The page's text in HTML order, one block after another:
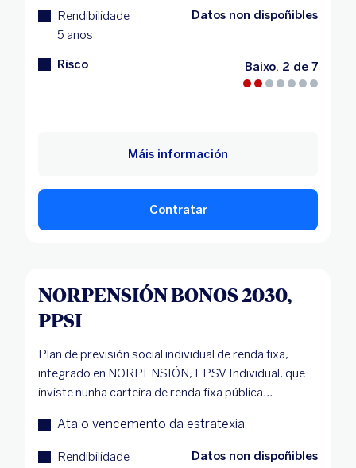
Rendibilidade
5 anos
Datos non dispoñibles
Risco Baixo. 2 de 7
Máis información
Contratar
NORPENSIÓN BONOS 2030,
PPSI
Plan de previsión social individual de renda fixa,
integrado en NORPENSIÓN, EPSV Individual, que
inviste nunha carteira de renda fixa pública...
Ata o vencemento da estratexia.
Rendibilidade
Datos non dispoñibles